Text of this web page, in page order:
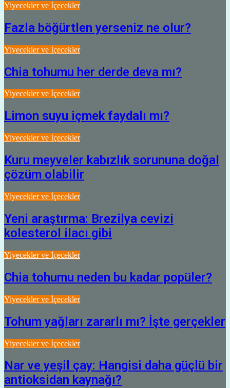
Yiyecekler ve İçecekler
Fazla böğürtlen yerseniz ne olur?
Yiyecekler ve İçecekler
Chia tohumu her derde deva mı?
Yiyecekler ve İçecekler
Limon suyu içmek faydalı mı?
Yiyecekler ve İçecekler
Kuru meyveler kabızlık sorununa doğal
çözüm olabilir
Yiyecekler ve İçecekler
Yeni araştırma: Brezilya cevizi
kolesterol ilacı gibi
Yiyecekler ve İçecekler
Chia tohumu neden bu kadar popüler?
Yiyecekler ve İçecekler
Tohum yağları zararlı mı? İşte gerçekler
Yiyecekler ve İçecekler
Nar ve yeşil çay: Hangisi daha güçlü bir
antioksidan kaynağı?